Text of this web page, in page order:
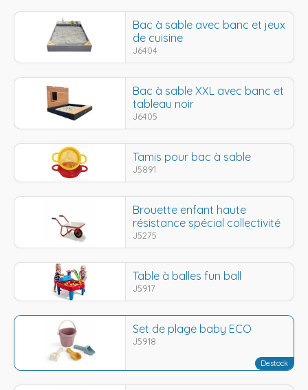
Bac à sable avec banc et jeux
de cuisine
J6404
Bac à sable XXL avec banc et
tableau noir
J6405
Tamis pour bac à sable
J5891
Brouette enfant haute
résistance spécial collectivité
J5275
Table à balles fun ball
J5917
Set de plage baby ECO
J5918
Destock